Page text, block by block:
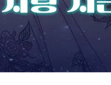
힘들게 얻은 사랑 적에서